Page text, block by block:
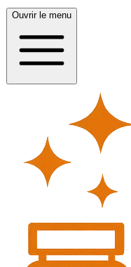
Ouvrir le menu